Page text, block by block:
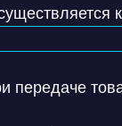
передаче